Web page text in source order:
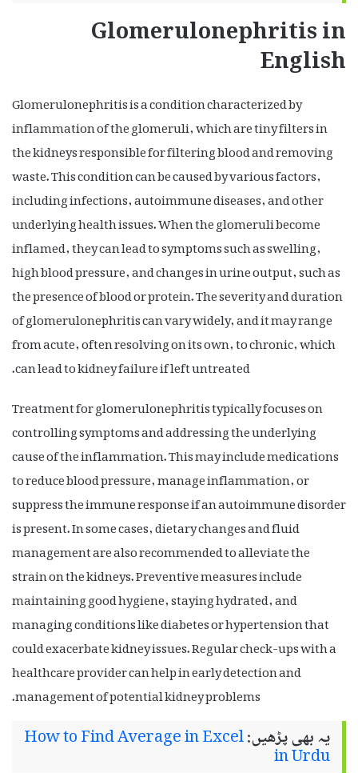
Glomerulonephritis in
English
Glomerulonephritis is a condition characterized by
inflammation of the glomeruli, which are tiny filters in
the kidneys responsible for filtering blood and removing
waste. This condition can be caused by various factors,
including infections, autoimmune diseases, and other
underlying health issues. When the glomeruli become
inflamed, they can lead to symptoms such as swelling,
high blood pressure, and changes in urine output, such as
the presence of blood or protein. The severity and duration
of glomerulonephritis can vary widely, and it may range
from acute, often resolving on its own, to chronic, which
can lead to kidney failure if left untreated.
Treatment for glomerulonephritis typically focuses on
controlling symptoms and addressing the underlying
cause of the inflammation. This may include medications
to reduce blood pressure, manage inflammation, or
suppress the immune response if an autoimmune disorder
is present. In some cases, dietary changes and fluid
management are also recommended to alleviate the
strain on the kidneys. Preventive measures include
maintaining good hygiene, staying hydrated, and
managing conditions like diabetes or hypertension that
could exacerbate kidney issues. Regular check-ups with a
healthcare provider can help in early detection and
management of potential kidney problems.
یہ بھی پڑھیں:How to Find Average in Excel
in Urdu